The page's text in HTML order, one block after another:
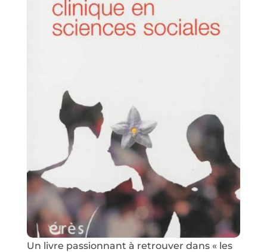
Un livre passionnant à retrouver dans « les